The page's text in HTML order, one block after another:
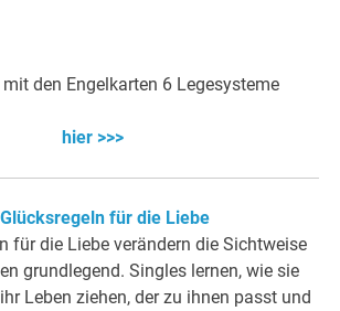
den Engelkarten 6 Legesysteme
hier >>>
für die Liebe
für die Liebe verändern die Sichtweise
grundlegend. Singles lernen, wie sie
Leben ziehen, der zu ihnen passt und